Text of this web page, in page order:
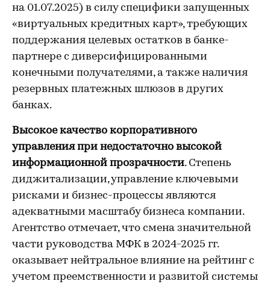
на 01.07.2025) в силу специфики запущенных
«виртуальных кредитных карт», требующих
поддержания целевых остатков в банке-
партнере с диверсифицированными
конечными получателями, а также наличия
резервных платежных шлюзов в других
банках.
Высокое качество корпоративного
управления при недостаточно высокой
информационной прозрачности. Степень
диджитализации, управление ключевыми
рисками и бизнес-процессы являются
адекватными масштабу бизнеса компании.
Агентство отмечает, что смена значительной
части руководства МФК в 2024-2025 гг.
оказывает нейтральное влияние на рейтинг с
учетом преемственности и развитой системы